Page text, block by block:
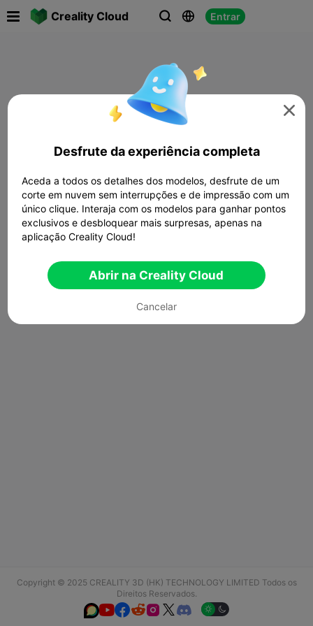
Creality Cloud   Entrar
Copyright © 2025 CREALITY 3D (HK) TECHNOLOGY LIMITED Todos os
Direitos Reservados.
  

Desfrute da experiência completa
Aceda a todos os detalhes dos modelos, desfrute de um
corte em nuvem sem interrupções e de impressão com um
único clique. Interaja com os modelos para ganhar pontos
exclusivos e desbloquear mais surpresas, apenas na
aplicação Creality Cloud!
Abrir na Creality Cloud
Cancelar